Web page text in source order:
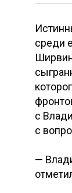
среди
с
с
—